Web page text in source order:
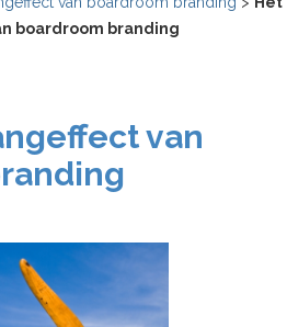
boardroom branding
van